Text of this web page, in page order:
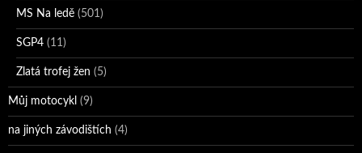
MS Na ledě (501)
SGP4 (11)
Zlatá trofej žen (5)
Můj motocykl (9)
na jiných závodištích (4)